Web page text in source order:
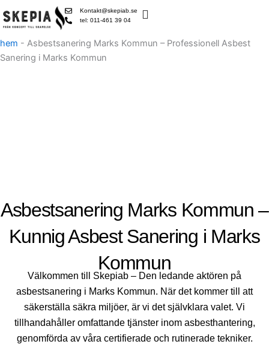
to
Kontakt@skepiab.se
tel: 011-461 39 04
hem - Asbestsanering Marks Kommun – Professionell Asbest
Sanering i Marks Kommun
Asbestsanering Marks Kommun –
Kunnig Asbest Sanering i Marks
Kommun
Välkommen till Skepiab – Den ledande aktören på
asbestsanering i Marks Kommun. När det kommer till att
säkerställa säkra miljöer, är vi det självklara valet. Vi
tillhandahåller omfattande tjänster inom asbesthantering,
genomförda av våra certifierade och rutinerade tekniker.